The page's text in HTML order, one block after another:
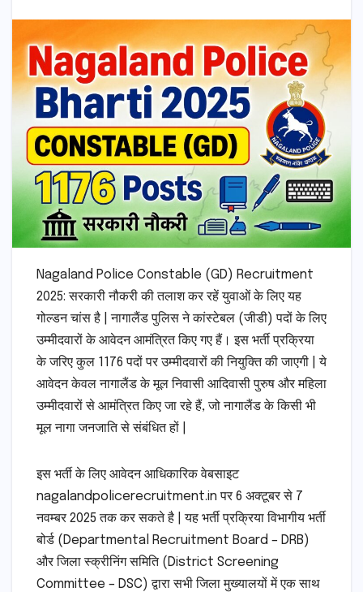
Nagaland Police Constable (GD) Recruitment
2025: सरकारी नौकरी की तलाश कर रहें युवाओं के लिए यह
गोल्डन चांस है | नागालैंड पुलिस ने कांस्टेबल (जीडी) पदों के लिए
उम्मीदवारों के आवेदन आमंत्रित किए गए हैं। इस भर्ती प्रक्रिया
के जरिए कुल 1176 पदों पर उम्मीदवारों की नियुक्ति की जाएगी | ये
आवेदन केवल नागालैंड के मूल निवासी आदिवासी पुरुष और महिला
उम्मीदवारों से आमंत्रित किए जा रहे हैं, जो नागालैंड के किसी भी
मूल नागा जनजाति से संबंधित हों |
इस भर्ती के लिए आवेदन आधिकारिक वेबसाइट
nagalandpolicerecruitment.in पर 6 अक्टूबर से 7
नवम्बर 2025 तक कर सकते है | यह भर्ती प्रक्रिया विभागीय भर्ती
बोर्ड (Departmental Recruitment Board – DRB)
और जिला स्क्रीनिंग समिति (District Screening
Committee – DSC) द्वारा सभी जिला मुख्यालयों में एक साथ